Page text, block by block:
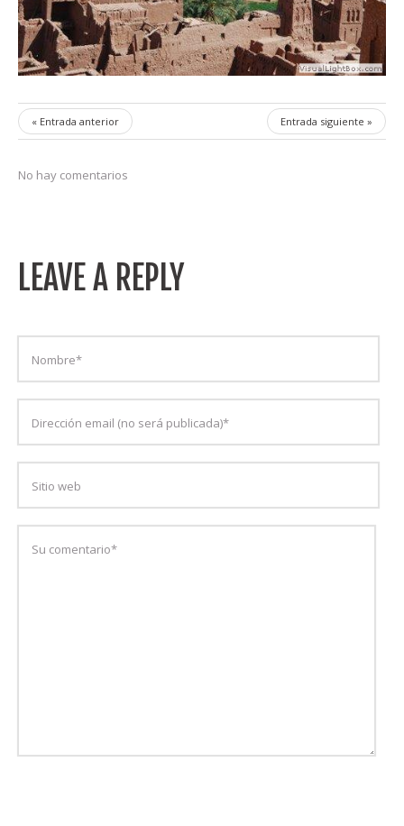
« Entrada anterior Entrada siguiente »
No hay comentarios
LEAVE A REPLY